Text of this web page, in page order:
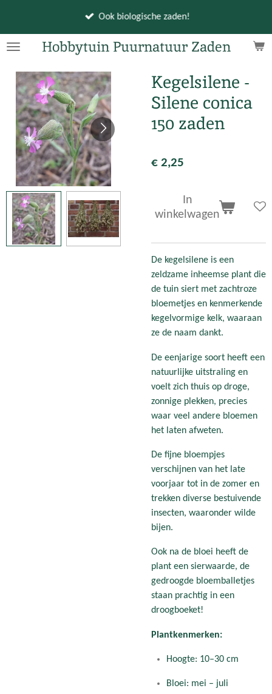
naar
hoofdinhoud
Hobbytuin Puurnatuur Zaden
Ook biologische zaden!
Kegelsilene -
Silene conica
150 zaden
€ 2,25
In
winkelwagen
De kegelsilene is een
zeldzame inheemse plant die
de tuin siert met zachtroze
bloemetjes en kenmerkende
kegelvormige kelk, waaraan
ze de naam dankt.
De eenjarige soort heeft een
natuurlijke uitstraling en
voelt zich thuis op droge,
zonnige plekken, precies
waar veel andere bloemen
het laten afweten.
De fijne bloempjes
verschijnen van het late
voorjaar tot in de zomer en
trekken diverse bestuivende
insecten, waaronder wilde
bijen.
Ook na de bloei heeft de
plant een sierwaarde, de
gedroogde bloemballetjes
staan prachtig in een
droogboeket!
Plantkenmerken:
Hoogte: 10–30 cm
Bloei: mei – juli